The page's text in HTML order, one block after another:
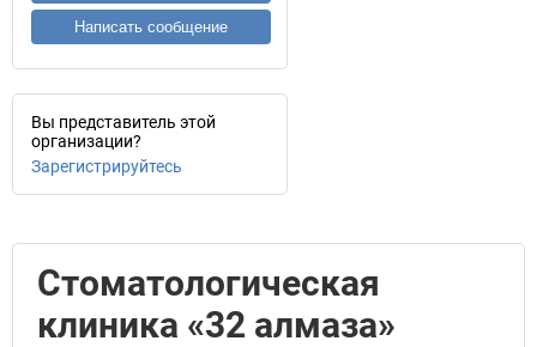
Написать сообщение
Вы представитель этой
организации?
Зарегистрируйтесь
Стоматологическая
клиника «32 алмаза»